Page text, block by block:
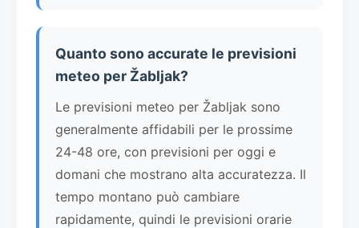
Quanto sono accurate le previsioni
meteo per Žabljak?
Le previsioni meteo per Žabljak sono
generalmente affidabili per le prossime
24-48 ore, con previsioni per oggi e
domani che mostrano alta accuratezza. Il
tempo montano può cambiare
rapidamente, quindi le previsioni orarie